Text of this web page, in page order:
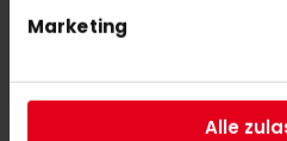
Marketing
Alle
NEWSLETTER ANMELDUNG
Mit unserem Newsletter seid ihr
angeht.